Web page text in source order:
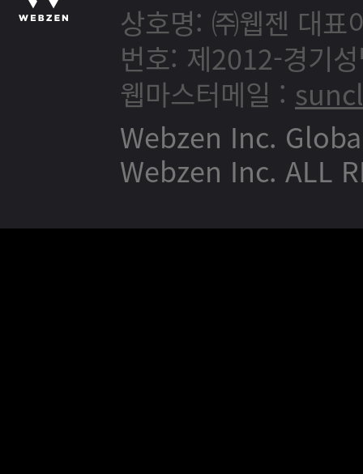
상호명: ㈜웹젠 대표
번호: 제2012-경기
웹마스터메일 :
Webzen Inc.
Webzen Inc. ALL